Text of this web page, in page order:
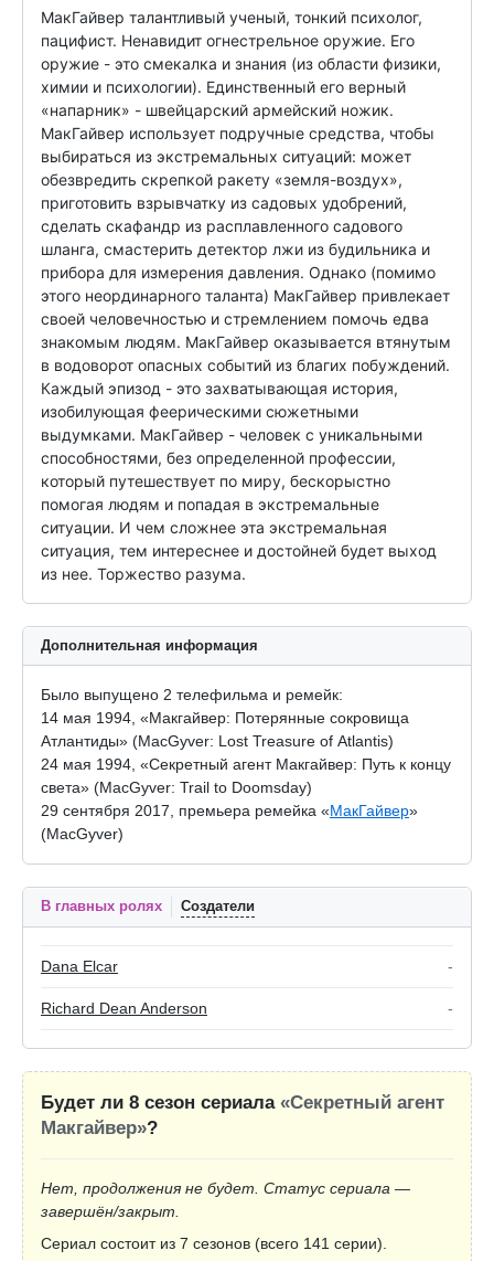
МакГайвер талантливый ученый, тонкий психолог,
пацифист. Ненавидит огнестрельное оружие. Его
оружие - это смекалка и знания (из области физики,
химии и психологии). Единственный его верный
«напарник» - швейцарский армейский ножик.
МакГайвер использует подручные средства, чтобы
выбираться из экстремальных ситуаций: может
обезвредить скрепкой ракету «земля-воздух»,
приготовить взрывчатку из садовых удобрений,
сделать скафандр из расплавленного садового
шланга, смастерить детектор лжи из будильника и
прибора для измерения давления. Однако (помимо
этого неординарного таланта) МакГайвер привлекает
своей человечностью и стремлением помочь едва
знакомым людям. МакГайвер оказывается втянутым
в водоворот опасных событий из благих побуждений.
Каждый эпизод - это захватывающая история,
изобилующая феерическими сюжетными
выдумками. МакГайвер - человек с уникальными
способностями, без определенной профессии,
который путешествует по миру, бескорыстно
помогая людям и попадая в экстремальные
ситуации. И чем сложнее эта экстремальная
ситуация, тем интереснее и достойней будет выход
из нее. Торжество разума.
Дополнительная информация
Было выпущено 2 телефильма и ремейк:
14 мая 1994, «Макгайвер: Потерянные сокровища
Атлантиды» (MacGyver: Lost Treasure of Atlantis)
24 мая 1994, «Секретный агент Макгайвер: Путь к концу
света» (MacGyver: Trail to Doomsday)
29 сентября 2017, премьера ремейка «МакГайвер»
(MacGyver)
В главных ролях Создатели
Dana Elcar -
Richard Dean Anderson -
Будет ли 8 сезон сериала «Секретный агент
Макгайвер»?
Нет, продолжения не будет. Статус сериала —
завершён/закрыт.
Сериал состоит из 7 сезонов (всего 141 серии).